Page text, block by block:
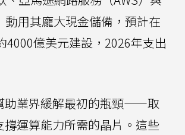
動用其龐大現金儲備，預計在
4000億美元建設，2026年支出
助業界緩解最初的瓶頸——取
撐運算能力所需的晶片。這些